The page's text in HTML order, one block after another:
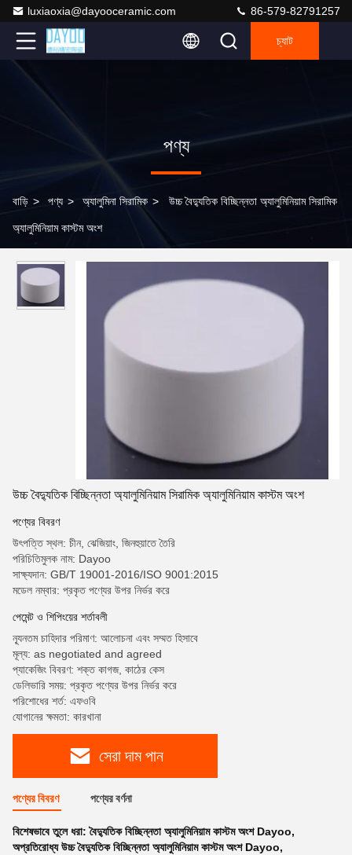
luxiaoxia@dayooceramic.com 86-579-82791257
চ্যাট
পণ্য
বাড়ি > পণ্য > অ্যালুমিনা সিরামিক > উচ্চ বৈদ্যুতিক বিচ্ছিন্নতা অ্যালুমিনিয়াম সিরামিক
অ্যালুমিনিয়াম কাস্টম অংশ
উচ্চ বৈদ্যুতিক বিচ্ছিন্নতা অ্যালুমিনিয়াম সিরামিক অ্যালুমিনিয়াম কাস্টম অংশ
পণ্যের বিবরণ
উৎপত্তি স্থল: চীন, ঝেজিয়াং, জিনহুয়াতে তৈরি
পরিচিতিমুলক নাম: Dayoo
সাক্ষ্যদান: GB/T 19001-2016/ISO 9001:2015
মডেল নম্বার: প্রকৃত পণ্যের উপর নির্ভর করে
পেমেন্ট ও শিপিংয়ের শর্তাবলী
ন্যূনতম চাহিদার পরিমাণ: আলোচনা এবং সম্মত হিসাবে
মূল্য: as negotiated and agreed
প্যাকেজিং বিবরণ: শক্ত কাগজ, কাঠের কেস
ডেলিভারি সময়: প্রকৃত পণ্যের উপর নির্ভর করে
পরিশোধের শর্ত: এফওবি
যোগানের ক্ষমতা: কারখানা
সেরা দাম পান
পণ্যের বিবরণ পণ্যের বর্ণনা
বিশেষভাবে তুলে ধরা:বৈদ্যুতিক বিচ্ছিন্নতা অ্যালুমিনিয়াম কাস্টম অংশ Dayoo,
অপ্রতিরোধ্য উচ্চ বৈদ্যুতিক বিচ্ছিন্নতা অ্যালুমিনিয়াম কাস্টম অংশ Dayoo,